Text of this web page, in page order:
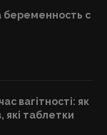
с
вагітності: як
які таблетки